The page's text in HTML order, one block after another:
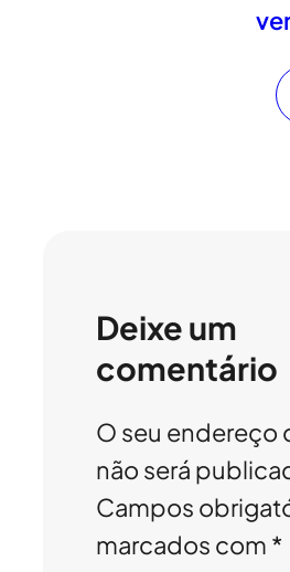
Deixe um
comentário
O seu endereço
não será
Campos
marcados com *